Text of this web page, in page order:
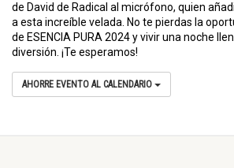
de David de Radical al micrófono, quien
a esta increíble velada. No te pierdas la
de ESENCIA PURA 2024 y vivir una noche
diversión. ¡Te esperamos!
AHORRE EVENTO AL CALENDARIO